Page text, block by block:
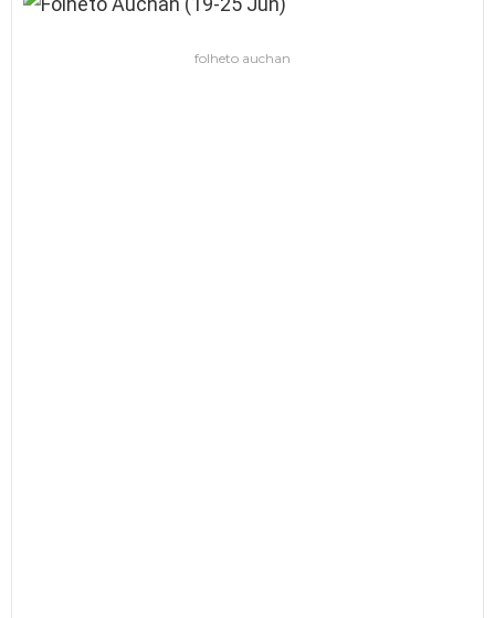
folheto auchan